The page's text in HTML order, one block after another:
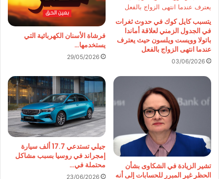
يتسبب كايل كوك في حدوث ثغرات
في الجدول الزمني لعلاقة أماندا
باتولا وويست ويلسون حيث يعترف
عندما انتهى الزواج بالفعل
03/06/2026
فرشاة الأسنان الكهربائية التي
يستخدمها…
29/05/2026
تشير الزيادة في الشكاوى بشأن
الحظر غير المبرر للحسابات إلى أنه
جيلي تستدعي 17.7 ألف سيارة
إمجراند في روسيا بسبب مشاكل
محتملة في…
23/06/2026